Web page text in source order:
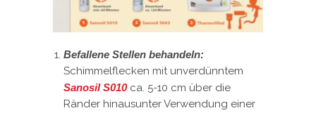
Befallene Stellen behandeln:
Schimmelflecken mit unverdünntem
Sanosil S010ca. 5-10 cm über die
Ränder hinausunter Verwendung einer